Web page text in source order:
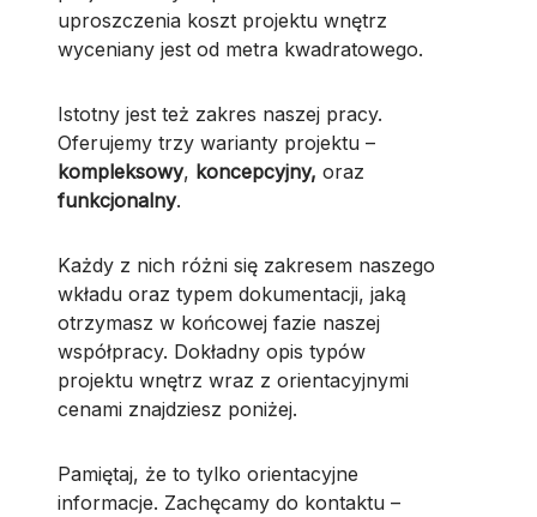
uproszczenia koszt projektu wnętrz
wyceniany jest od metra kwadratowego.
Istotny jest też zakres naszej pracy.
Oferujemy trzy warianty projektu –
kompleksowy, koncepcyjny, oraz
funkcjonalny.
Każdy z nich różni się zakresem naszego
wkładu oraz typem dokumentacji, jaką
otrzymasz w końcowej fazie naszej
współpracy. Dokładny opis typów
projektu wnętrz wraz z orientacyjnymi
cenami znajdziesz poniżej.
Pamiętaj, że to tylko orientacyjne
informacje. Zachęcamy do kontaktu –